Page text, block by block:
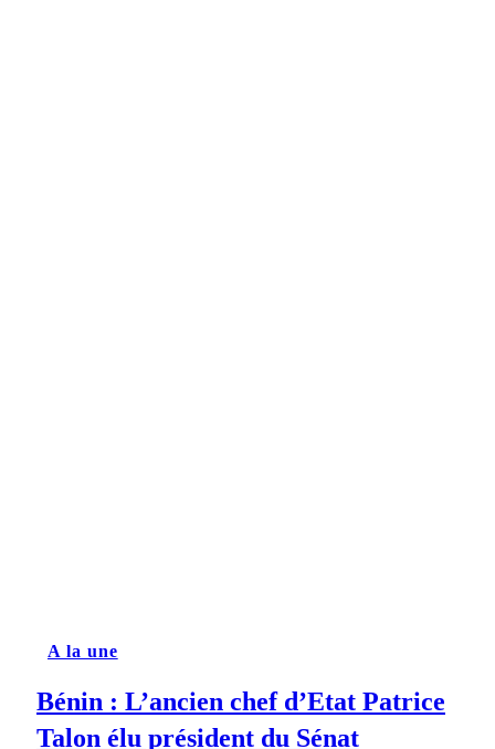
A la une
Bénin : L’ancien chef d’Etat Patrice
Talon élu président du Sénat